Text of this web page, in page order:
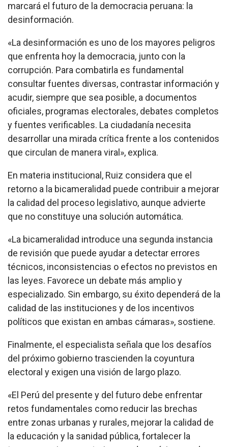
marcará el futuro de la democracia peruana: la
desinformación.
«La desinformación es uno de los mayores peligros
que enfrenta hoy la democracia, junto con la
corrupción. Para combatirla es fundamental
consultar fuentes diversas, contrastar información y
acudir, siempre que sea posible, a documentos
oficiales, programas electorales, debates completos
y fuentes verificables. La ciudadanía necesita
desarrollar una mirada crítica frente a los contenidos
que circulan de manera viral», explica.
En materia institucional, Ruiz considera que el
retorno a la bicameralidad puede contribuir a mejorar
la calidad del proceso legislativo, aunque advierte
que no constituye una solución automática.
«La bicameralidad introduce una segunda instancia
de revisión que puede ayudar a detectar errores
técnicos, inconsistencias o efectos no previstos en
las leyes. Favorece un debate más amplio y
especializado. Sin embargo, su éxito dependerá de la
calidad de las instituciones y de los incentivos
políticos que existan en ambas cámaras», sostiene.
Finalmente, el especialista señala que los desafíos
del próximo gobierno trascienden la coyuntura
electoral y exigen una visión de largo plazo.
«El Perú del presente y del futuro debe enfrentar
retos fundamentales como reducir las brechas
entre zonas urbanas y rurales, mejorar la calidad de
la educación y la sanidad pública, fortalecer la